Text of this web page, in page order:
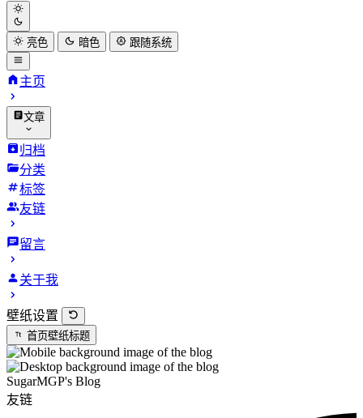
亮色 暗色 跟随系统
主页
文章
归档
分类
标签
友链
留言
关于我
壁纸设置
首页壁纸标题
SugarMGP's Blog
友链